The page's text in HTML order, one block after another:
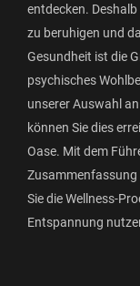
entdecken.
zu beruhigen und
Gesundheit ist die
psychisches
unserer Auswahl
können Sie dies
Oase. Mit dem
Zusammenfassung
Sie die Wellness-
Entspannung